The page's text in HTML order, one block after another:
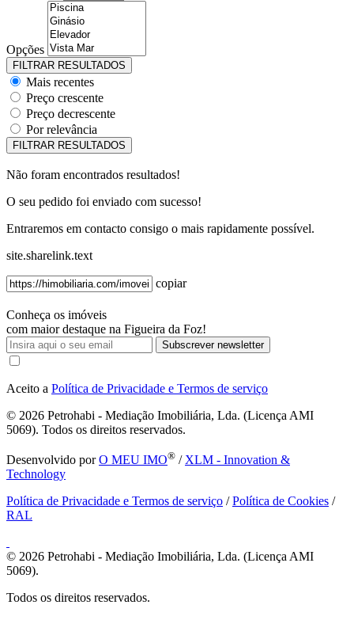
Opções
Mais recentes
Preço crescente
Preço decrescente
Por relevância
Não foram encontrados resultados!
O seu pedido foi enviado com sucesso!
Entraremos em contacto consigo o mais rapidamente possível.
site.sharelink.text
copiar
Conheça os imóveis
com maior destaque na Figueira da Foz!
Subscrever newsletter
Aceito a Política de Privacidade e Termos de serviço
© 2026 Petrohabi - Mediação Imobiliária, Lda. (Licença AMI
5069). Todos os direitos reservados.
Desenvolvido porO MEU IMO® / XLM - Innovation &
Technology
Política de Privacidade e Termos de serviço /Política de Cookies /
RAL
© 2026 Petrohabi - Mediação Imobiliária, Lda. (Licença AMI
5069).
Todos os direitos reservados.